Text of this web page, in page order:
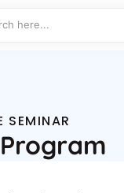
SEMINAR